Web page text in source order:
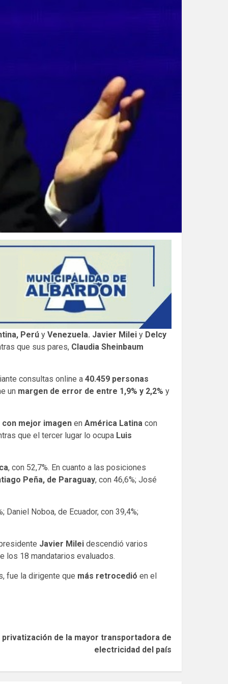
Perú y Venezuela. Javier Milei y Delcy
que sus pares, Claudia Sheinbaum
consultas online a 40.459 personas
un margen de error de entre 1,9% y 2,2% y
mejor imagen en América Latina con
que el tercer lugar lo ocupa Luis
, con 52,7%. En cuanto a las posiciones
Peña, de Paraguay, con 46,6%; José
Noboa, de Ecuador, con 39,4%;
Javier Milei descendió varios
los 18 mandatarios evaluados.
fue la dirigente que más retrocedió en el
de la mayor transportadora de
electricidad del país